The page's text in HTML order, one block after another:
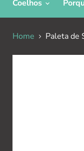
Coelhos
Home Paleta de